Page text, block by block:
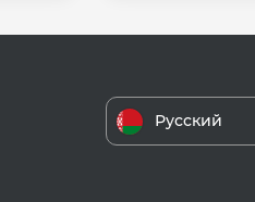
Русский